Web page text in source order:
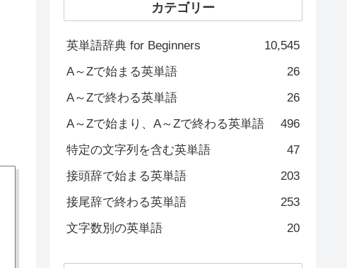
カテゴリー
英単語辞典 for Beginners
10,545
A～Zで始まる英単語
26
A～Zで終わる英単語
26
A～Zで始まり、A～Zで終わる英単語
496
特定の文字列を含む英単語
47
接頭辞で始まる英単語
203
接尾辞で終わる英単語
253
文字数別の英単語
20